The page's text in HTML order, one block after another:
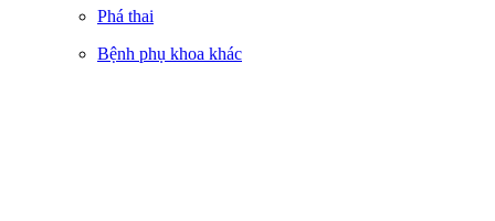
Phá thai
Bệnh phụ khoa khác